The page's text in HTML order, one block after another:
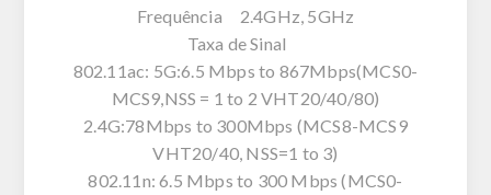
Frequência 2.4GHz, 5GHz
Taxa de Sinal
802.11ac: 5G:6.5 Mbps to 867Mbps(MCS0-
MCS9,NSS = 1 to 2 VHT20/40/80)
2.4G:78Mbps to 300Mbps (MCS8-MCS9
VHT20/40, NSS=1 to 3)
802.11n: 6.5 Mbps to 300 Mbps (MCS0-